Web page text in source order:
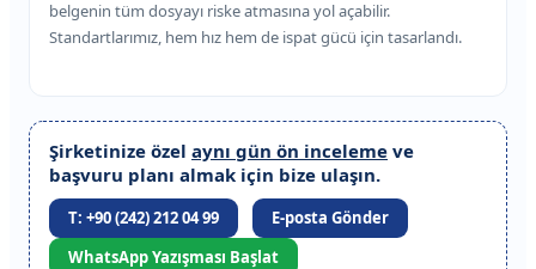
belgenin tüm dosyayı riske atmasına yol açabilir.
Standartlarımız, hem hız hem de ispat gücü için tasarlandı.
Şirketinize özel aynı gün ön inceleme ve
başvuru planı almak için bize ulaşın.
T: +90 (242) 212 04 99
E-posta Gönder
WhatsApp Yazışması Başlat